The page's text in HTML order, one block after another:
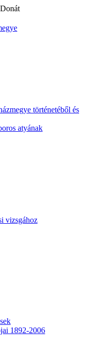
történetéből és
atyának
vizsgához
1892-2006